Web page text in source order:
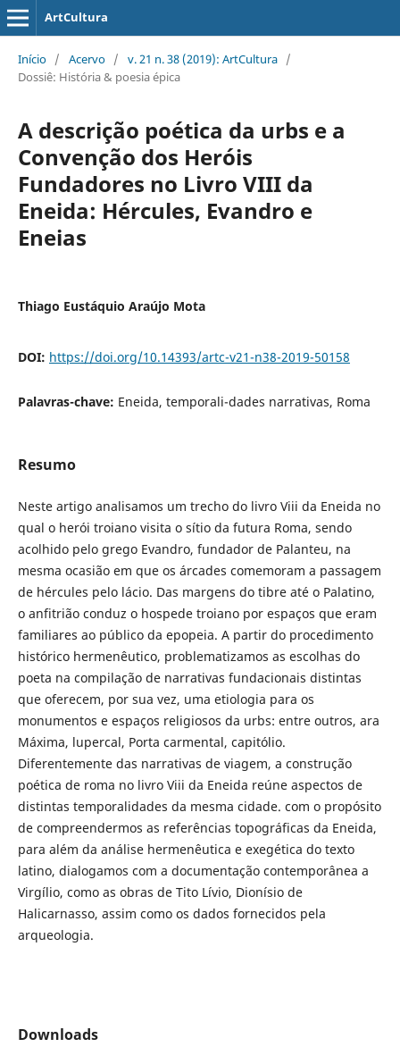
ArtCultura
Início / Acervo / v. 21 n. 38 (2019): ArtCultura /
Dossiê: História & poesia épica
A descrição poética da urbs e a
Convenção dos Heróis
Fundadores no Livro VIII da
Eneida: Hércules, Evandro e
Eneias
Thiago Eustáquio Araújo Mota
DOI: https://doi.org/10.14393/artc-v21-n38-2019-50158
Palavras-chave: Eneida, temporali-dades narrativas, Roma
Resumo
Neste artigo analisamos um trecho do livro Viii da Eneida no
qual o herói troiano visita o sítio da futura Roma, sendo
acolhido pelo grego Evandro, fundador de Palanteu, na
mesma ocasião em que os árcades comemoram a passagem
de hércules pelo lácio. Das margens do tibre até o Palatino,
o anfitrião conduz o hospede troiano por espaços que eram
familiares ao público da epopeia. A partir do procedimento
histórico hermenêutico, problematizamos as escolhas do
poeta na compilação de narrativas fundacionais distintas
que oferecem, por sua vez, uma etiologia para os
monumentos e espaços religiosos da urbs: entre outros, ara
Máxima, lupercal, Porta carmental, capitólio.
Diferentemente das narrativas de viagem, a construção
poética de roma no livro Viii da Eneida reúne aspectos de
distintas temporalidades da mesma cidade. com o propósito
de compreendermos as referências topográficas da Eneida,
para além da análise hermenêutica e exegética do texto
latino, dialogamos com a documentação contemporânea a
Virgílio, como as obras de Tito Lívio, Dionísio de
Halicarnasso, assim como os dados fornecidos pela
arqueologia.
Downloads